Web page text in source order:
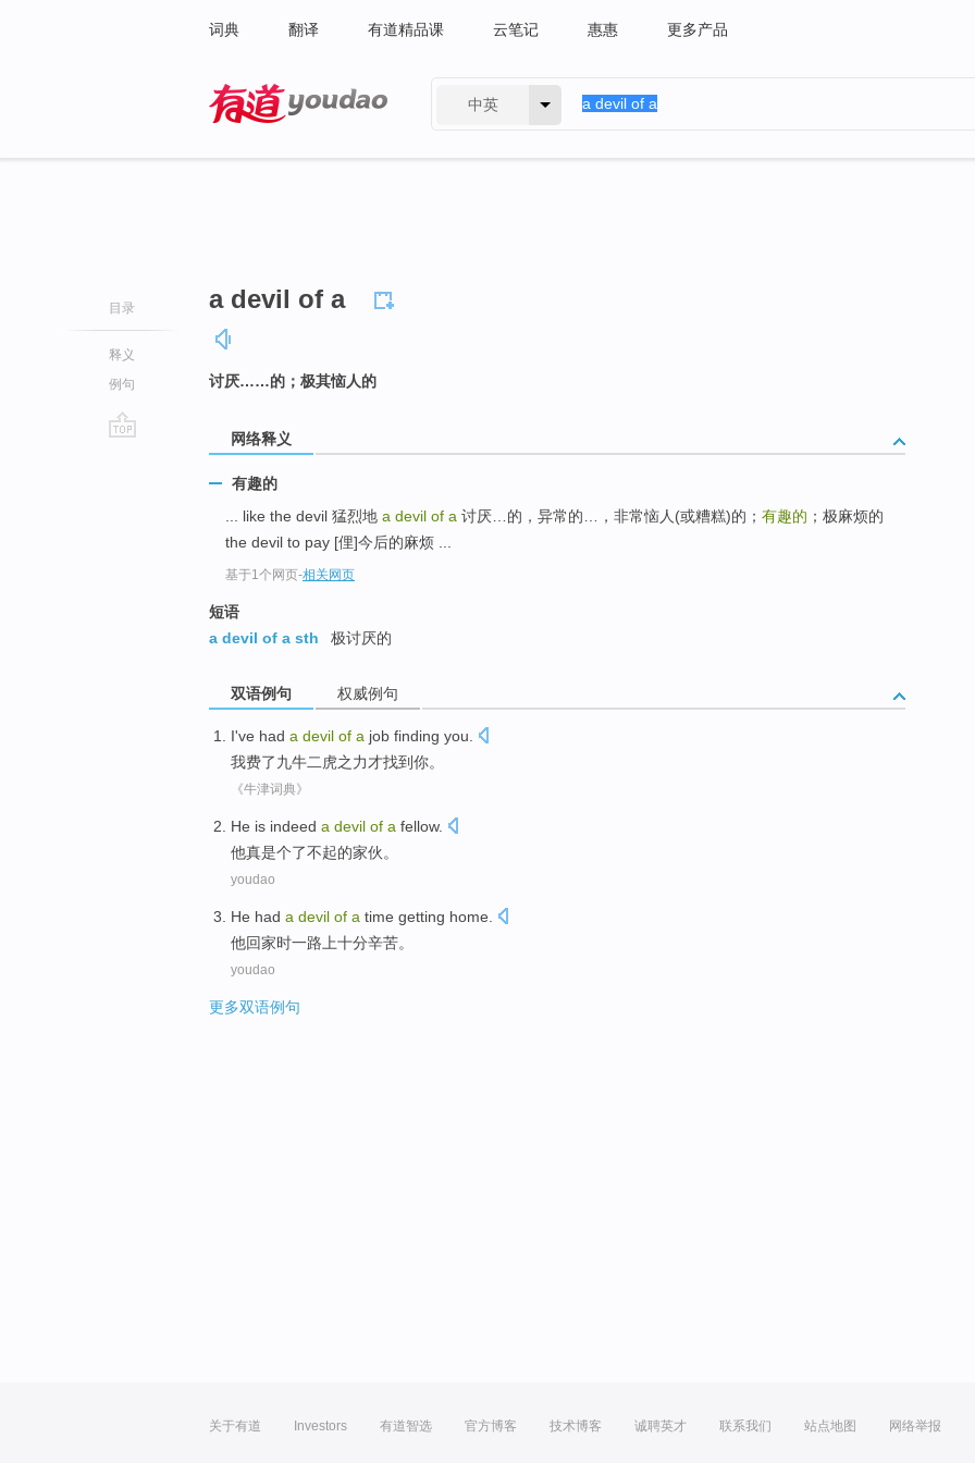
词典 翻译 有道精品课 云笔记 惠惠 更多产品
中英
目录
释义
例句
a devil of a
讨厌……的；极其恼人的
网络释义
有趣的
... like the devil 猛烈地 a devil of a 讨厌…的，异常的…，非常恼人(或糟糕)的； 有趣的 ；极麻烦的
the devil to pay [俚]今后的麻烦 ...
基于1个网页-相关网页
短语
a devil of a sth
极讨厌的
双语例句 权威例句
I've had a devil of a job finding you.
我费了九牛二虎之力才找到你。
《牛津词典》
He is indeed a devil of a fellow.
他真是个了不起的家伙。
youdao
He had a devil of a time getting home
他回家时一路上十分辛苦。
youdao
更多双语例句
关于有道 Investors 有道智选 官方博客 技术博客 诚聘英才 联系我们 站点地图 网络举报